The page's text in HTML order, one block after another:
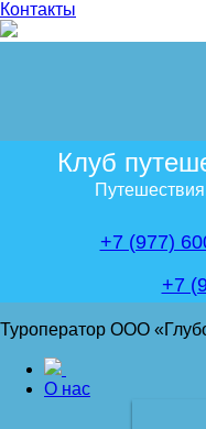
Контакты
Клуб
+7 (977)
+7
Туроператор ООО
О нас